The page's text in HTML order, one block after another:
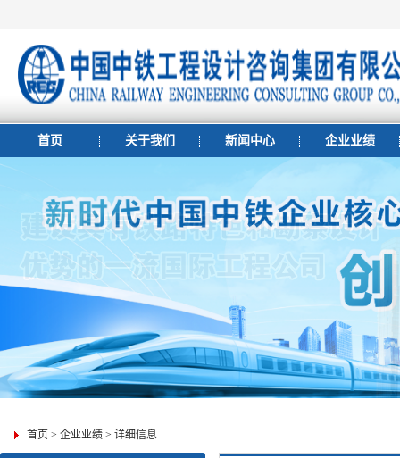
首页 关于我们 新闻中心 企业业绩
首页 > 企业业绩 > 详细信息